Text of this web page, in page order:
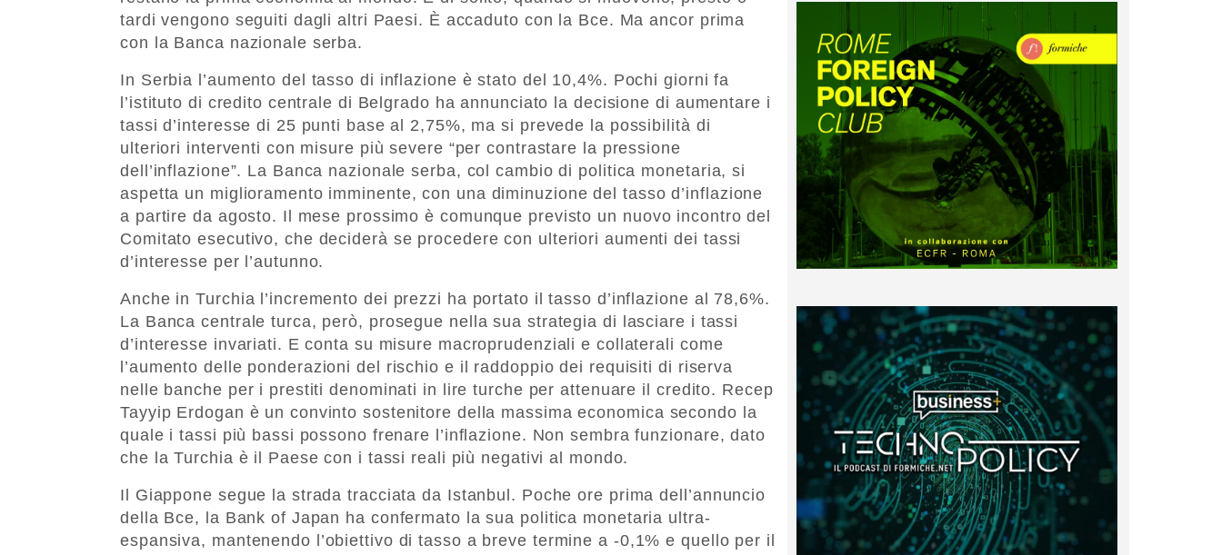
tardi vengono seguiti dagli altri Paesi. È accaduto con la Bce. Ma ancor prima
con la Banca nazionale serba.
In Serbia l’aumento del tasso di inflazione è stato del 10,4%. Pochi giorni fa
l’istituto di credito centrale di Belgrado ha annunciato la decisione di aumentare i
tassi d’interesse di 25 punti base al 2,75%, ma si prevede la possibilità di
ulteriori interventi con misure più severe “per contrastare la pressione
dell’inflazione”. La Banca nazionale serba, col cambio di politica monetaria, si
aspetta un miglioramento imminente, con una diminuzione del tasso d’inflazione
a partire da agosto. Il mese prossimo è comunque previsto un nuovo incontro del
Comitato esecutivo, che deciderà se procedere con ulteriori aumenti dei tassi
d’interesse per l’autunno.
Anche in Turchia l’incremento dei prezzi ha portato il tasso d’inflazione al 78,6%.
La Banca centrale turca, però, prosegue nella sua strategia di lasciare i tassi
d’interesse invariati. E conta su misure macroprudenziali e collaterali come
l’aumento delle ponderazioni del rischio e il raddoppio dei requisiti di riserva
nelle banche per i prestiti denominati in lire turche per attenuare il credito. Recep
Tayyip Erdogan è un convinto sostenitore della massima economica secondo la
quale i tassi più bassi possono frenare l’inflazione. Non sembra funzionare, dato
che la Turchia è il Paese con i tassi reali più negativi al mondo.
Il Giappone segue la strada tracciata da Istanbul. Poche ore prima dell’annuncio
della Bce, la Bank of Japan ha confermato la sua politica monetaria ultra-
espansiva, mantenendo l’obiettivo di tasso a breve termine a -0,1% e quello per il